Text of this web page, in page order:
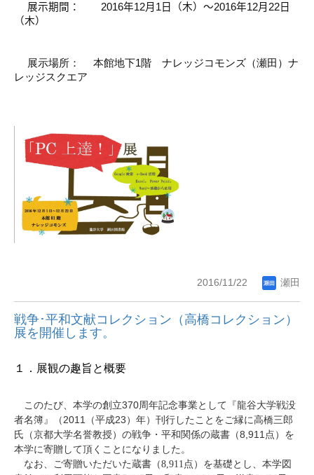
展示期間： 2016年12月 1 日（木）～2016年12月 22日
（木）
展示場所： 本館地下1階 ナレッジコモンズ（瀬田）ナ
レッジスクエア
2016/11/22 瀬田
戦争･平和文献コレクション（高橋コレクション）
展を開催します。
１． 展観の趣旨と概要
このたび、本学の創立370周年記念事業として『龍谷大学戦没
者名簿』（ 2011 （平成23 ）年）刊行したことをご縁に高橋三郎
氏（京都大学名誉教授）の戦争・平和関係の蔵書（8,911 点）を
本学に寄贈して頂くことになりました。
なお、ご寄贈いただいた蔵書（8,911点）を基礎とし、本学図